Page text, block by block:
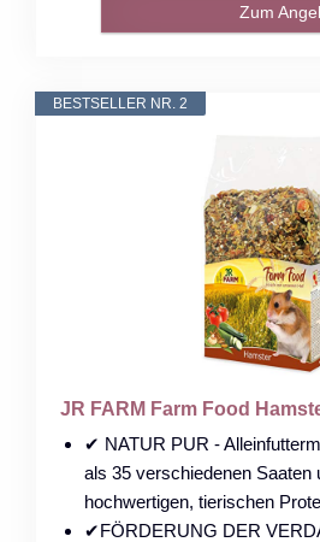
Zum
BESTSELLER NR. 2
JR FARM Farm Food
✔ NATUR PUR -
als 35 verschiedenen Saaten
hochwertigen, tierischen
✔FÖRDERUNG DER